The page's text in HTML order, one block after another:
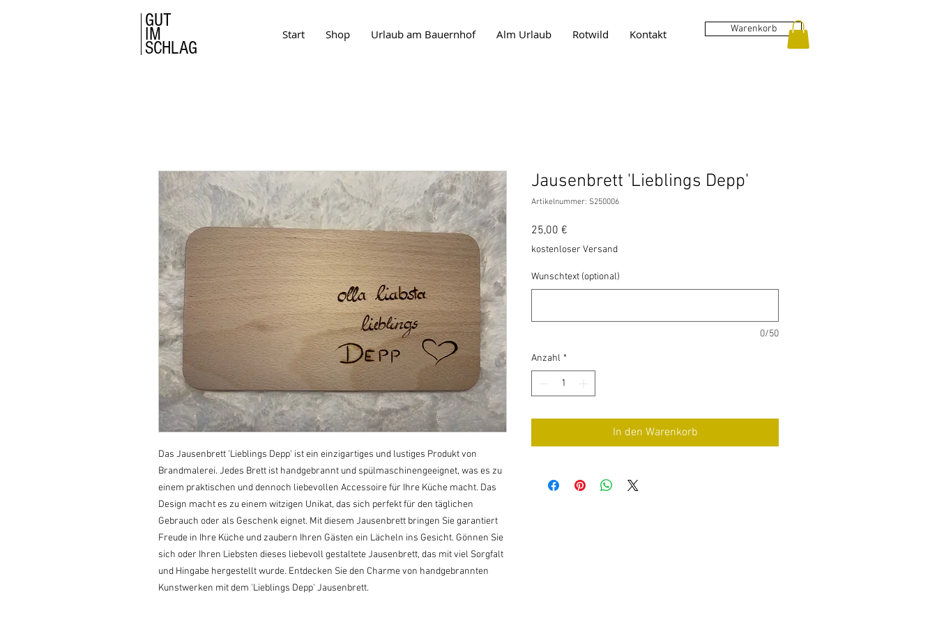
GUT
IM
SCHLAG
Start Shop Urlaub am Bauernhof Alm Urlaub Rotwild Kontakt Warenkorb
Das Jausenbrett 'Lieblings Depp' ist ein einzigartiges und lustiges Produkt von
Brandmalerei. Jedes Brett ist handgebrannt und spülmaschinengeeignet, was es zu
einem praktischen und dennoch liebevollen Accessoire für Ihre Küche macht. Das
Design macht es zu einem witzigen Unikat, das sich perfekt für den täglichen
Gebrauch oder als Geschenk eignet. Mit diesem Jausenbrett bringen Sie garantiert
Freude in Ihre Küche und zaubern Ihren Gästen ein Lächeln ins Gesicht. Gönnen Sie
sich oder Ihren Liebsten dieses liebevoll gestaltete Jausenbrett, das mit viel Sorgfalt
und Hingabe hergestellt wurde. Entdecken Sie den Charme von handgebrannten
Kunstwerken mit dem 'Lieblings Depp' Jausenbrett.
Jausenbrett 'Lieblings Depp'
Artikelnummer: S250006
25,00 €
kostenloser Versand
Wunschtext (optional)
0/50
Anzahl *
In den Warenkorb